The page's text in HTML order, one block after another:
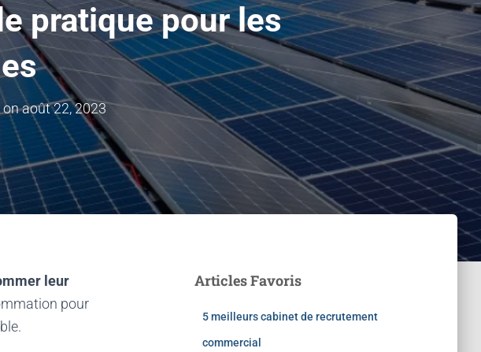
pratique pour les
onaoût 22, 2023
leur
pour
Articles Favoris
5 meilleurs cabinet de recrutement
commercial